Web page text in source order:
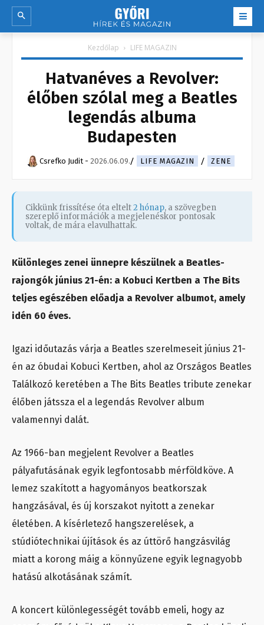
Kezdőlap LIFE MAGAZIN
Hatvanéves a Revolver:
élőben szólal meg a Beatles
legendás albuma
Budapesten
Csrefko Judit - 2026.06.09. LIFE MAGAZIN ZENE
Cikkünk frissítése óta eltelt2 hónap, a szövegben
szereplő információk a megjelenéskor pontosak
voltak, de mára elavulhattak.
Különleges zenei ünnepre készülnek a Beatles-
rajongók június 21-én: a Kobuci Kertben a The Bits
teljes egészében előadja a Revolver albumot, amely
idén 60 éves.
Igazi időutazás várja a Beatles szerelmeseit június 21-
én az óbudai Kobuci Kertben, ahol az Országos Beatles
Találkozó keretében a The Bits Beatles tribute zenekar
élőben játssza el a legendás Revolver album
valamennyi dalát.
Az 1966-ban megjelent Revolver a Beatles
pályafutásának egyik legfontosabb mérföldköve. A
lemez szakított a hagyományos beatkorszak
hangzásával, és új korszakot nyitott a zenekar
életében. A kísérletező hangszerelések, a
stúdiótechnikai újítások és az úttörő hangzásvilág
miatt a korong máig a könnyűzene egyik legnagyobb
hatású alkotásának számít.
A koncert különlegességét tovább emeli, hogy az